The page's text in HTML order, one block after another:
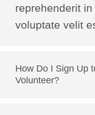
reprehenderit in
voluptate velit
How Do I Sign Up
Volunteer?